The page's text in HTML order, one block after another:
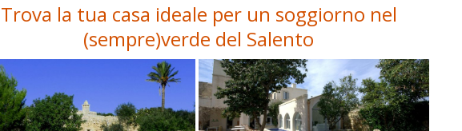
Trova la tua casa ideale per un soggiorno nel
(sempre)verde del Salento